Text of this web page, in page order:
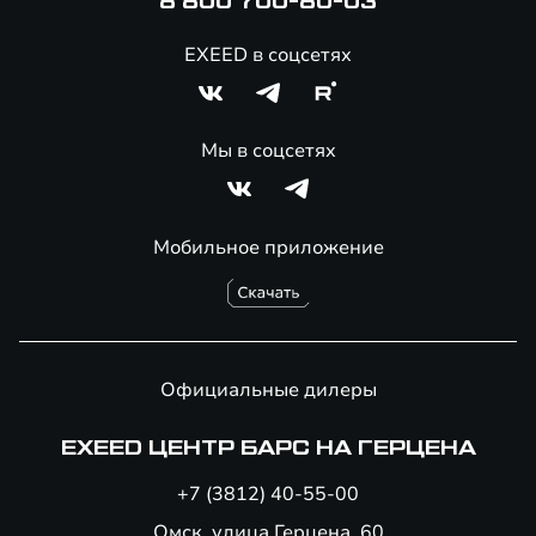
Мобильное приложение
EXEED в соцсетях
Мы в соцсетях
Официальные дилеры
EXEED ЦЕНТР БАРС НА ГЕРЦЕНА
+7 (3812) 40-55-00